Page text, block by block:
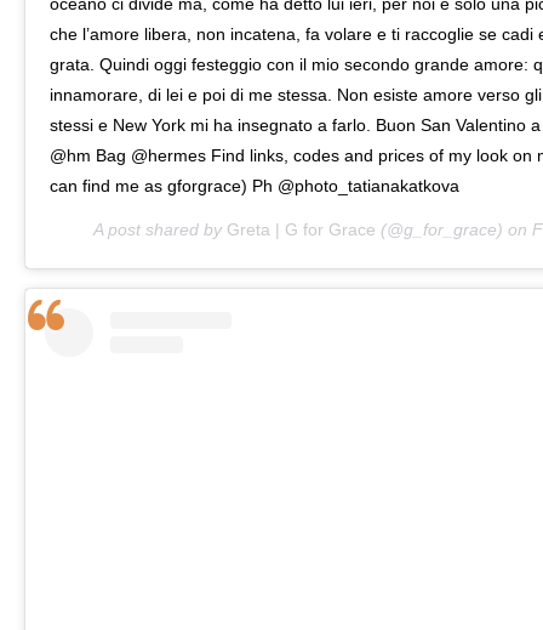
che l’amore libera, non incatena, fa volare e ti raccoglie se
grata. Quindi oggi festeggio con il mio secondo grande amore:
innamorare, di lei e poi di me stessa. Non esiste amore verso
stessi e New York mi ha insegnato a farlo. Buon San Valentino
@hm Bag @hermes Find links, codes and prices of my look on
can find me as gforgrace) Ph @photo_tatianakatkova
A post shared by Greta | G for Grace (@g_for_grace) on